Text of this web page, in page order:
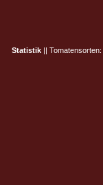
Statistik|| Tomatensorten: